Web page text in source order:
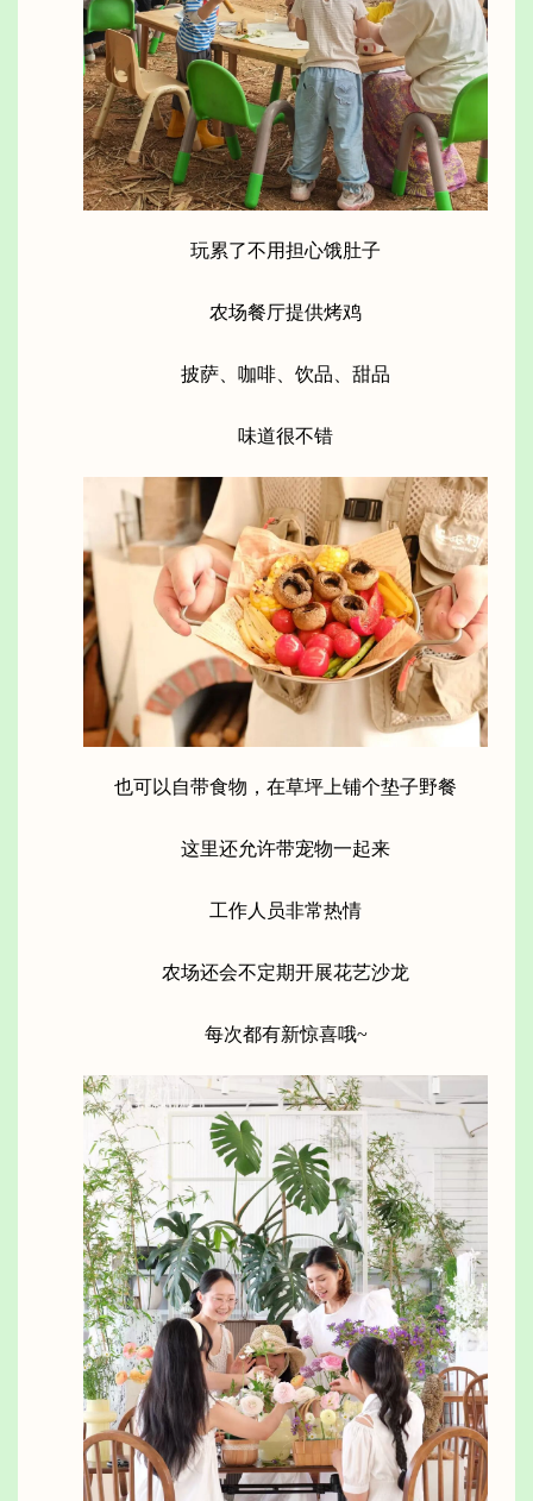
玩累了不用担心饿肚子
农场餐厅提供烤鸡
披萨、咖啡、饮品、甜品
味道很不错
也可以自带食物，在草坪上铺个垫子野餐
这里还允许带宠物一起来
工作人员非常热情
农场还会不定期开展花艺沙龙
每次都有新惊喜哦~